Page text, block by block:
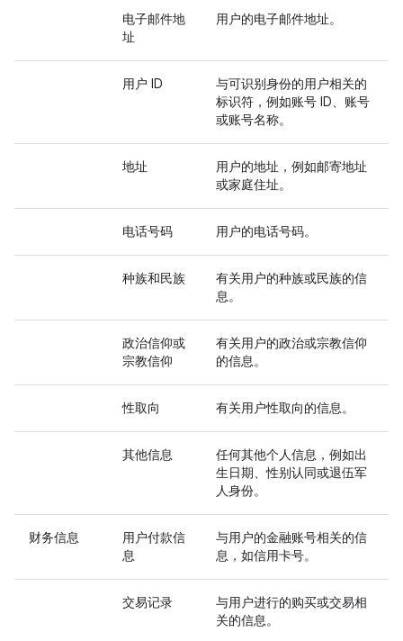
电子邮件地
址
用户的电子邮件地址。
用户 ID
与可识别身份的用户相关的
标识符，例如账号 ID、账号
或账号名称。
地址
用户的地址，例如邮寄地址
或家庭住址。
电话号码 用户的电话号码。
种族和民族
有关用户的种族或民族的信
息。
政治信仰或
宗教信仰
有关用户的政治或宗教信仰
的信息。
性取向 有关用户性取向的信息。
其他信息
任何其他个人信息，例如出
生日期、性别认同或退伍军
人身份。
财务信息
用户付款信
息
与用户的金融账号相关的信
息，如信用卡号。
交易记录
与用户进行的购买或交易相
关的信息。